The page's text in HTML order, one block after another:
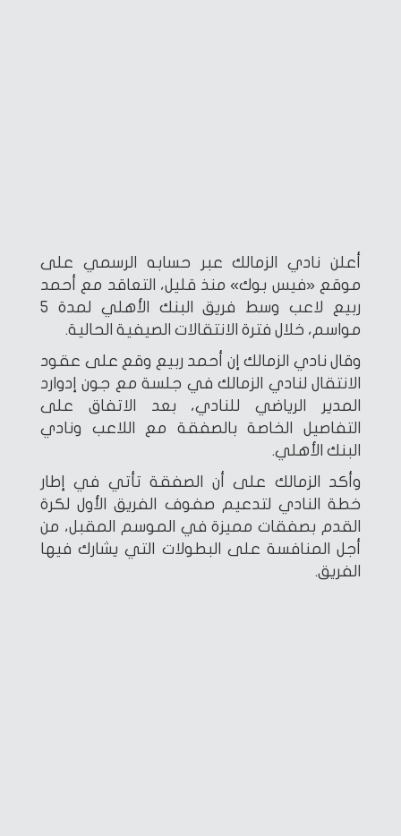
أعلن نادي الزمالك عبر حسابه الرسمي على
موقع «فيس بوك» منذ قليل، التعاقد مع أحمد
ربيع لاعب وسط فريق البنك الأهلي لمدة 5
مواسم، خلال فترة الانتقالات الصيفية الحالية.
وقال نادي الزمالك إن أحمد ربيع وقع على عقود
الانتقال لنادي الزمالك في جلسة مع جون إدوارد
المدير الرياضي للنادي، بعد الاتفاق على
التفاصيل الخاصة بالصفقة مع اللاعب ونادي
البنك الأهلي.
وأكد الزمالك على أن الصفقة تأتي في إطار
خطة النادي لتدعيم صفوف الفريق الأول لكرة
القدم بصفقات مميزة في الموسم المقبل، من
أجل المنافسة على البطولات التي يشارك فيها
الفريق.